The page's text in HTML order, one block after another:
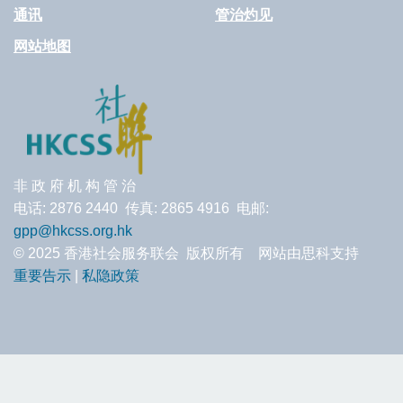
通讯 管治灼见
网站地图
非 政 府 机 构 管 治
电话: 2876 2440 传真: 2865 4916 电邮:
gpp@hkcss.org.hk
© 2025 香港社会服务联会 版权所有 网站由思科支持
重要告示
私隐政策